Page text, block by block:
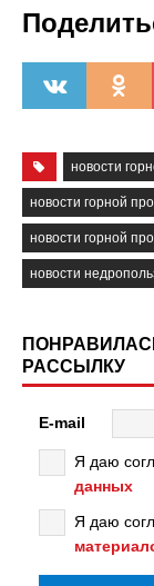
новости
новости горной
новости горной
новости
РАССЫЛКУ
E-mail
Я даю
данных
Я даю